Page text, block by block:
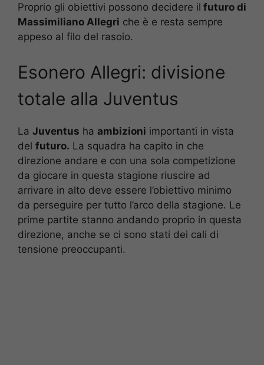
Proprio gli obiettivi possono decidere il futuro di
Massimiliano Allegri che è e resta sempre
appeso al filo del rasoio.
Esonero Allegri: divisione
totale alla Juventus
La Juventus ha ambizioni importanti in vista
del futuro. La squadra ha capito in che
direzione andare e con una sola competizione
da giocare in questa stagione riuscire ad
arrivare in alto deve essere l’obiettivo minimo
da perseguire per tutto l’arco della stagione. Le
prime partite stanno andando proprio in questa
direzione, anche se ci sono stati dei cali di
tensione preoccupanti.